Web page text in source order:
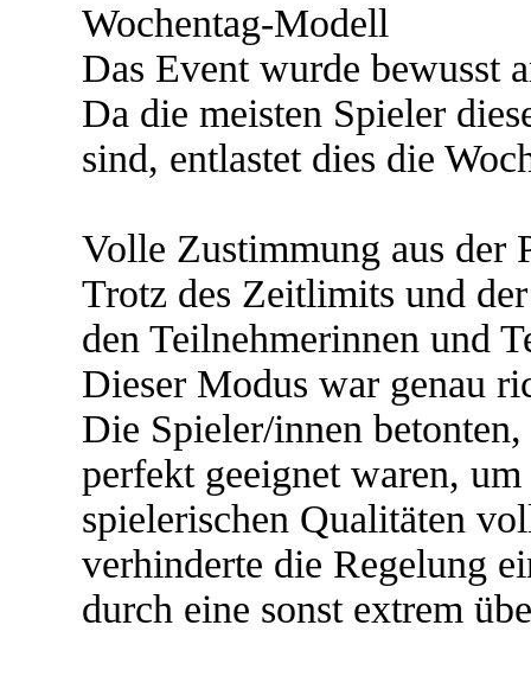
Wochentag-Modell
Das Event wurde bewusst
Da die meisten Spieler
sind, entlastet dies die
Volle Zustimmung aus der
Trotz des Zeitlimits und
den Teilnehmerinnen und
Dieser Modus war genau
Die Spieler/innen
perfekt geeignet waren,
spielerischen Qualitäten
verhinderte die Regelung
durch eine sonst extrem